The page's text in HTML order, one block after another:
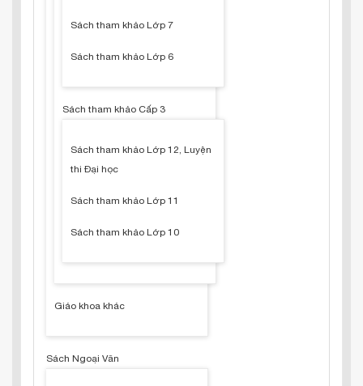
Sách tham khảo Lớp 7
Sách tham khảo Lớp 6
Sách tham khảo Cấp 3
Sách tham khảo Lớp 12, Luyện
thi Đại học
Sách tham khảo Lớp 11
Sách tham khảo Lớp 10
Giáo khoa khác
Sách Ngoại Văn